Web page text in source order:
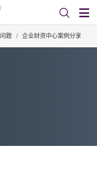
题 / 企业财资中心案例分享